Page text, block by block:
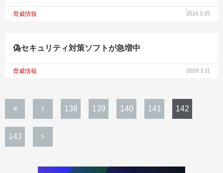
脅威情報 2010.3.25
偽セキュリティ対策ソフトが急増中
脅威情報 2010.3.11
138 139 140 141 142
143